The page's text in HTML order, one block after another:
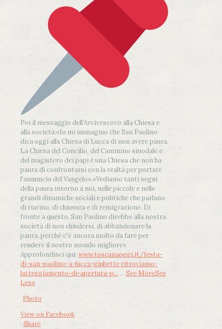
Poi il messaggio dell’Arcivescovo alla Chiesa e
alla società:«Io mi immagino che San Paolino
dica oggi alla Chiesa di Lucca di non avere paura.
La Chiesa del Concilio, del Cammino sinodale e
del magistero dei papi è una Chiesa che non ha
paura di confrontarsi con la realtà per portare
l'annuncio del Vangelo».«Vediamo tanti segni
della paura intorno a noi, nelle piccole e nelle
grandi dinamiche sociali e politiche che parlano
di riarmo, di chiusura e di remigrazione. Di
fronte a questo, San Paolino direbbe alla nostra
società di non chiudersi, di abbandonare la
paura, perché c'è ancora molto da fare per
rendere il nostro mondo migliore»
Approfondisci qui: www.toscanaoggi.it/festa-
di-san-paolino-a-lucca-giulietti-ritroviamo-
latteggiamento-di-apertura-p... ... See MoreSee
Less
Photo
View on Facebook
· Share